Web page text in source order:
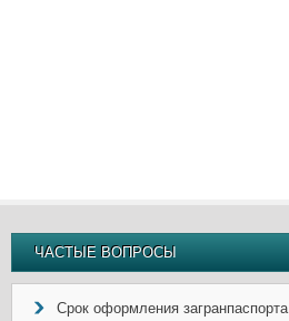
ЧАСТЫЕ ВОПРОСЫ
Срок оформления загранпаспорта